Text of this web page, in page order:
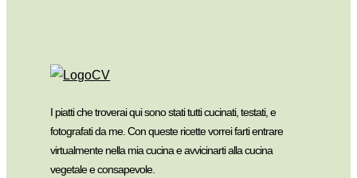
I piatti che troverai qui sono stati tutti cucinati, testati, e
fotografati da me. Con queste ricette vorrei farti entrare
virtualmente nella mia cucina e avvicinarti alla cucina
vegetale e consapevole.